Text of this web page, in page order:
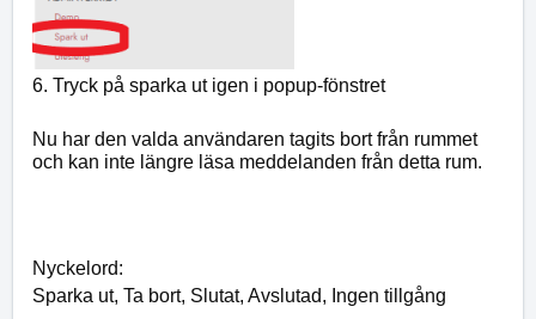
6. Tryck på sparka ut igen i popup-fönstret
Nu har den valda användaren tagits bort från rummet
och kan inte längre läsa meddelanden från detta rum.
Nyckelord:
Sparka ut, Ta bort, Slutat, Avslutad, Ingen tillgång